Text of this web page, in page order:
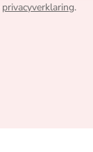
privacyverklaring.